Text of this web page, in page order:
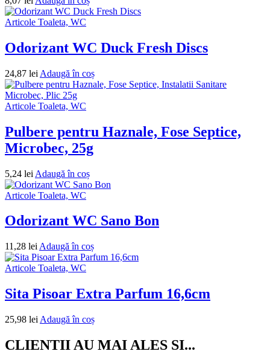
Articole Toaleta, WC
Odorizant WC Duck Fresh Discs
24,87 lei Adaugă în coș
Articole Toaleta, WC
Pulbere pentru Haznale, Fose Septice,
Microbec, 25g
5,24 lei Adaugă în coș
Articole Toaleta, WC
Odorizant WC Sano Bon
11,28 lei Adaugă în coș
Articole Toaleta, WC
Sita Pisoar Extra Parfum 16,6cm
25,98 lei Adaugă în coș
CLIENTII AU MAI ALES SI...